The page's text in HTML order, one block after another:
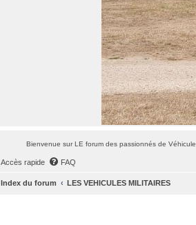
Bienvenue sur LE forum des passionnés de
Accès rapide FAQ
Index du forum LES VEHICULES MILITAIRES